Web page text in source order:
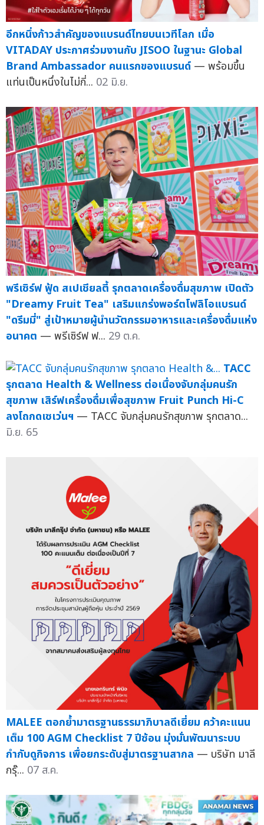
อีกหนึ่งก้าวสำคัญของแบรนด์ไทยบนเวทีโลก เมื่อ
VITADAY ประกาศร่วมงานกับ JISOO ในฐานะ Global
Brand Ambassador คนแรกของแบรนด์ — พร้อมขึ้น
แท่นเป็นหนึ่งในไม่กี่... 02 มิ.ย.
พรีเซิร์ฟ ฟู้ด สเปเชียลตี้ รุกตลาดเครื่องดื่มสุขภาพ เปิดตัว
"Dreamy Fruit Tea" เสริมแกร่งพอร์ตโฟลิโอแบรนด์
"ดรีมมี่" สู่เป้าหมายผู้นำนวัตกรรมอาหารและเครื่องดื่มแห่ง
อนาคต — พรีเซิร์ฟ ฟ... 29 ต.ค.
TACC
รุกตลาด Health & Wellness ต่อเนื่องจับกลุ่มคนรัก
สุขภาพ เสิร์ฟเครื่องดื่มเพื่อสุขภาพ Fruit Punch Hi-C
ลงโถกดเซเว่นฯ — TACC จับกลุ่มคนรักสุขภาพ รุกตลาด...
มิ.ย. 65
MALEE ตอกย้ำมาตรฐานธรรมาภิบาลดีเยี่ยม คว้าคะแนน
เต็ม 100 AGM Checklist 7 ปีซ้อน มุ่งมั่นพัฒนาระบบ
กำกับดูกิจการ เพื่อยกระดับสู่มาตรฐานสากล — บริษัท มาลี
กรุ๊... 07 ส.ค.